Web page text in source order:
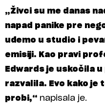
„Živci su me danas
napad panike pre
uđemo u studio i
emisiji. Kao pravi
Edwards je uskočila
razvalila. Evo kako je
probi,“ napisala je.